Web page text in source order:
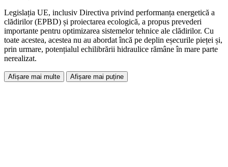
Legislația UE, inclusiv Directiva privind performanța energetică a
clădirilor (EPBD) și proiectarea ecologică, a propus prevederi
importante pentru optimizarea sistemelor tehnice ale clădirilor. Cu
toate acestea, acestea nu au abordat încă pe deplin eșecurile pieței și,
prin urmare, potențialul echilibrării hidraulice rămâne în mare parte
nerealizat.
Afișare mai multe Afișare mai puține